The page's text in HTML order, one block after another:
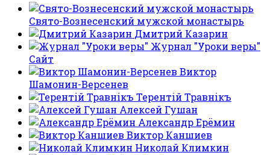
Свято-Вознесенский мужской монастырь
Дмитрий Казарин
Журнал "Уроки веры"
Сайт
Виктор
Шамонин-Версенев
Терентiй Травнiкъ
Алексей Гушан
Александр Ерёмин
Виктор Каншиев
Николай Климкин